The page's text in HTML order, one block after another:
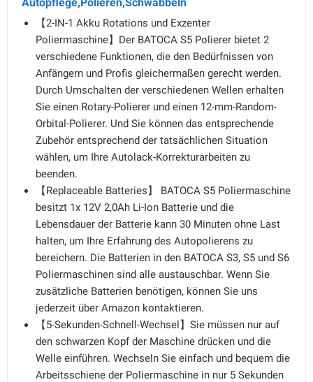
【2-IN-1 Akku Rotations und Exzenter
Poliermaschine】Der BATOCA S5 Polierer bietet 2
verschiedene Funktionen, die den Bedürfnissen von
Anfängern und Profis gleichermaßen gerecht werden.
Durch Umschalten der verschiedenen Wellen erhalten
Sie einen Rotary-Polierer und einen 12-mm-Random-
Orbital-Polierer. Und Sie können das entsprechende
Zubehör entsprechend der tatsächlichen Situation
wählen, um Ihre Autolack-Korrekturarbeiten zu
beenden.
【Replaceable Batteries】 BATOCA S5 Poliermaschine
besitzt 1x 12V 2,0Ah Li-Ion Batterie und die
Lebensdauer der Batterie kann 30 Minuten ohne Last
halten, um Ihre Erfahrung des Autopolierens zu
bereichern. Die Batterien in den BATOCA S3, S5 und S6
Poliermaschinen sind alle austauschbar. Wenn Sie
zusätzliche Batterien benötigen, können Sie uns
jederzeit über Amazon kontaktieren.
【5-Sekunden-Schnell-Wechsel】Sie müssen nur auf
den schwarzen Kopf der Maschine drücken und die
Welle einführen. Wechseln Sie einfach und bequem die
Arbeitsschiene der Poliermaschine in nur 5 Sekunden